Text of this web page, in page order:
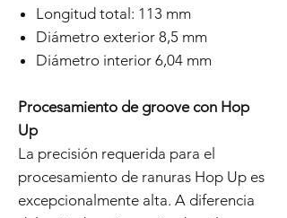
Longitud total: 113 mm
Diámetro exterior 8,5 mm
Diámetro interior 6,04 mm
Procesamiento de groove con Hop
Up
La precisión requerida para el
procesamiento de ranuras Hop Up es
excepcionalmente alta. A diferencia